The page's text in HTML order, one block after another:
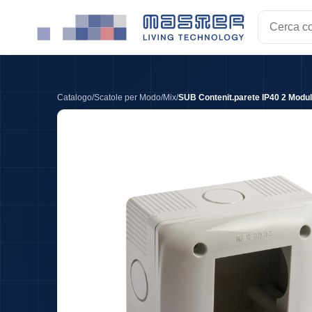
Cerca
EAN,
tag
Catalogo/Scatole per Modo/Mix/SUB Contenit.parete IP40 2